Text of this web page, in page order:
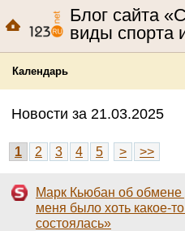
Блог сайта
виды спорта
Календарь
Новости за 21.03.2025
1 2 3 4 5 > >>
Марк Кьюбан об
меня было хоть какое-
состоялась»